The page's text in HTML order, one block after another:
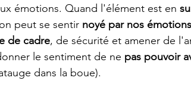
émotions. Quand l'élément est en
peut se sentir noyé par nos émotions
de cadre, de sécurité et amener de
le sentiment de ne pas pouvoir
dans la boue).